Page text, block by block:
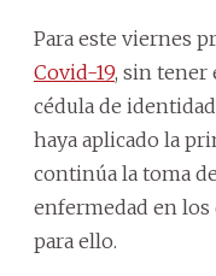
Para este viernes
Covid-19, sin tener
cédula de
haya aplicado la
continúa la toma
enfermedad en
para ello.